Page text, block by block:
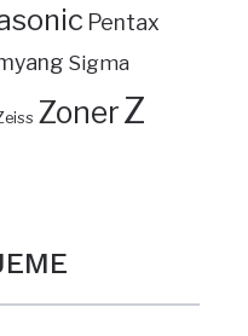
Pentax
Sigma
ZonerZ